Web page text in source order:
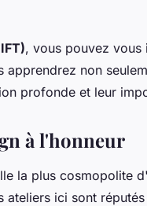
, vous pouvez vous
non
profonde et leur
à l'honneur
la plus cosmopolite
ici sont